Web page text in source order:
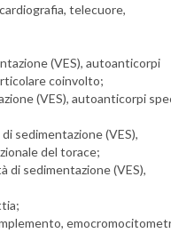
telecuore,
(VES), autoanticorpi
coinvolto;
(VES), autoanticorpi
sedimentazione (VES),
del torace;
di sedimentazione (VES),